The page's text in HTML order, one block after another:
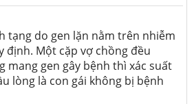
tạng do gen lặn nằm trên nhiễm
định. Một cặp vợ chồng đều
mang gen gây bệnh thì xác suất
lòng là con gái không bị bệnh